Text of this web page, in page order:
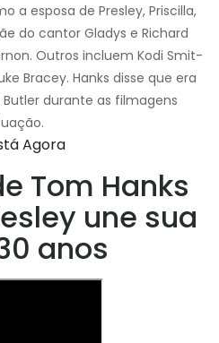
a esposa de Presley, Priscilla,
do cantor Gladys e Richard
Outros incluem Kodi Smit-
Bracey. Hanks disse que era
durante as filmagens
Agora
Tom Hanks
une sua
anos